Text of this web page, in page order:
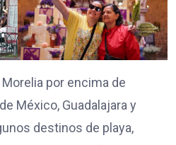
por encima de
México, Guadalajara y
destinos de playa,